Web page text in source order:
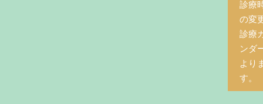
診療
の変
診療
ンダ
より
す。